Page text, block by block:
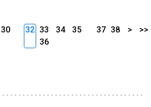
30
32 33 34
35
36
37 38 > >>